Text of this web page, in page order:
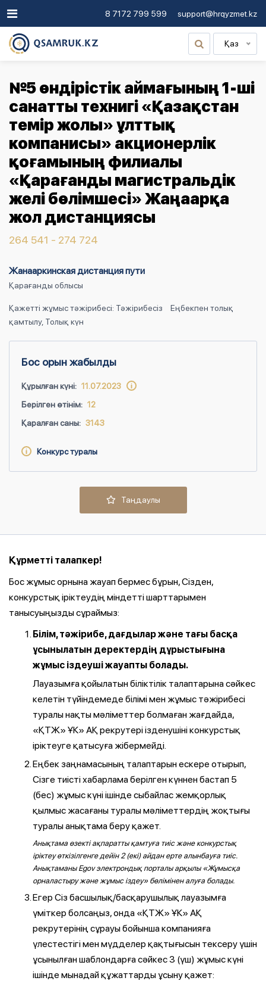
8 7172 799 599 support@hrqyzmet.kz
Қаз
№5 өндірістік аймағының 1-ші
санатты технигі «Қазақстан
темір жолы» ұлттық
компанисы» акционерлік
қоғамының филиалы
«Қарағанды магистральдік
желі бөлімшесі» Жаңаарқа
жол дистанциясы
264 541 - 274 724
Жанааркинская дистанция пути
Қарағанды облысы
Қажетті жұмыс тәжірибесі: Тәжірибесіз
Еңбекпен толық
қамтылу, Толық күн
Бос орын жабылды
Құрылған күні: 11.07.2023
Берілген өтінім: 12
Қаралған саны: 3143
Конкурс туралы
Таңдаулы
Құрметті талапкер!
Бос жұмыс орнына жауап бермес бұрын, Сізден,
конкурстық іріктеудің міндетті шарттарымен
танысуыңызды сұраймыз:
Білім, тәжірибе, дағдылар және тағы басқа
ұсынылатын деректердің дұрыстығына
жұмыс іздеуші жауапты болады.
Лауазымға қойылатын біліктілік талаптарына сәйкес
келетін түйіндемеде білімі мен жұмыс тәжірибесі
туралы нақты мәліметтер болмаған жағдайда,
«ҚТЖ» ҰК» АҚ рекрутері ізденушіні конкурстық
іріктеуге қатысуға жібермейді.
Еңбек заңнамасының талаптарын ескере отырып,
Сізге тиісті хабарлама берілген күннен бастап 5
(бес) жұмыс күні ішінде сыбайлас жемқорлық
қылмыс жасағаны туралы мәліметтердің жоқтығы
туралы анықтама беру қажет.
Анықтама өзекті ақпаратты қамтуға тиіс және конкурстық
іріктеу өткізілгенге дейін 2 (екі) айдан ерте алынбауға тиіс.
Анықтаманы Egov электрондық порталы арқылы «Жұмысқа
орналастыру және жұмыс іздеу» бөлімінен алуға болады.
Егер Сіз басшылық/басқарушылық лауазымға
үміткер болсаңыз, онда «ҚТЖ» ҰК» АҚ
рекрутерінің сұрауы бойынша компанияға
үлестестігі мен мүдделер қақтығысын тексеру үшін
ұсынылған шаблондарға сәйкес 3 (үш) жұмыс күні
ішінде мынадай құжаттарды ұсыну қажет: